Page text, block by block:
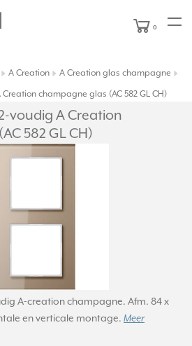
0
A Creation
A Creation glas champagne
Creation champagne glas (AC 582 GL CH)
voudig A Creation
582 GL CH)
A-creation champagne. Afm. 84 x
en verticale montage. Meer